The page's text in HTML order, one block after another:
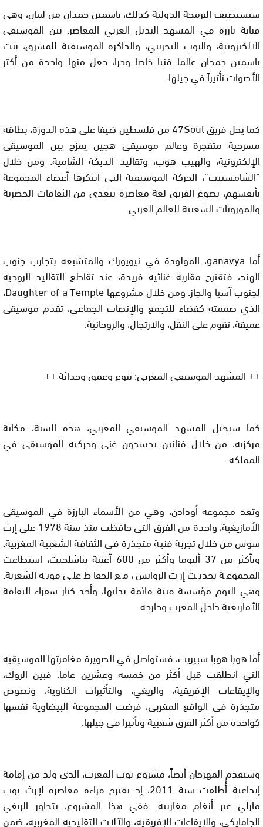
ستستضيف البرمجة الدولية كذلك، ياسمين حمدان من لبنان، وهي
فنانة بارزة في المشهد البديل العربي المعاصر. بين الموسيقى
الالكترونية، والبوب التجريبي، والذاكرة الموسيقية للمشرق، بنت
ياسمين حمدان عالما فنيا خاصا وحرا، جعل منها واحدة من أكثر
الأصوات تأثيراً في جيلها.
كما يحل فريق 47Soul من فلسطين ضيفا على هذه الدورة، بطاقة
مسرحية متفجرة وعالم موسيقي هجين يمزج بين الموسيقى
الإلكترونية، والهيب هوب، وتقاليد الدبكة الشامية. ومن خلال
“الشامستيب”، الحركة الموسيقية التي ابتكرها أعضاء المجموعة
بأنفسهم، يصوغ الفريق لغة معاصرة تتغذى من الثقافات الحضرية
والموروثات الشعبية للعالم العربي.
أما ganavya، المولودة في نيويورك والمتشبعة بتجارب جنوب
الهند، فتقترح مقاربة غنائية فريدة، عند تقاطع التقاليد الروحية
لجنوب آسيا والجاز. ومن خلال مشروعها Daughter of a Temple،
الذي صممته كفضاء للتجمع والإنصات الجماعي، تقدم موسيقى
عميقة، تقوم على النقل، والارتجال، والروحانية.
++ المشهد الموسيقي المغربي: تنوع وعمق وحداثة ++
كما سيحتل المشهد الموسيقي المغربي، هذه السنة، مكانة
مركزية، من خلال فنانين يجسدون غنى وحركية الموسيقى في
المملكة.
وتعد مجموعة أودادن، وهي من الأسماء البارزة في الموسيقى
الأمازيغية، واحدة من الفرق التي حافظت منذ سنة 1978 على إرث
سوس من خلال تجربة فنية متجذرة في الثقافة الشعبية المغربية.
وبأكثر من 37 ألبوما وأكثر من 600 أغنية بتاشلحيت، استطاعت
المجموعة تحديث إرث الروايس، مع الحفاظ على قوته الشعرية.
وهي اليوم مؤسسة فنية قائمة بذاتها، وأحد كبار سفراء الثقافة
الأمازيغية داخل المغرب وخارجه.
أما هوبا هوبا سبيريت، فستواصل في الصويرة مغامرتها الموسيقية
التي انطلقت قبل أكثر من خمسة وعشرين عاما. فبين الروك،
والإيقاعات الإفريقية، والريغي، والتأثيرات الكناوية، ونصوص
متجذرة في الواقع المغربي، فرضت المجموعة البيضاوية نفسها
كواحدة من أكثر الفرق شعبية وتأثيرا في جيلها.
وسيقدم المهرجان أيضاً، مشروع بوب المغرب، الذي ولد من إقامة
إبداعية أُطلقت سنة 2011، إذ يقترح قراءة معاصرة لإرث بوب
مارلي عبر أنغام مغاربية. ففي هذا المشروع، يتحاور الريغي
الجامايكي، والإيقاعات الإفريقية، والآلات التقليدية المغربية، ضمن